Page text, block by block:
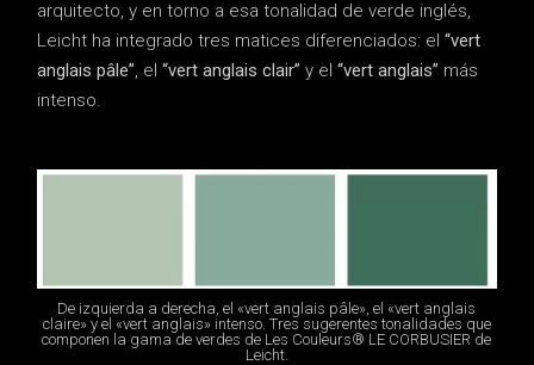
arquitecto, y en torno a esa tonalidad de verde inglés,
Leicht ha integrado tres matices diferenciados: el“vert
anglais pâle”, el“vert anglais clair” y el“vert anglais” más
intenso.
De izquierda a derecha, el «vert anglais pâle», el «vert anglais
claire» y el «vert anglais» intenso. Tres sugerentes tonalidades que
componen la gama de verdes de Les Couleurs® LE CORBUSIER de
Leicht.